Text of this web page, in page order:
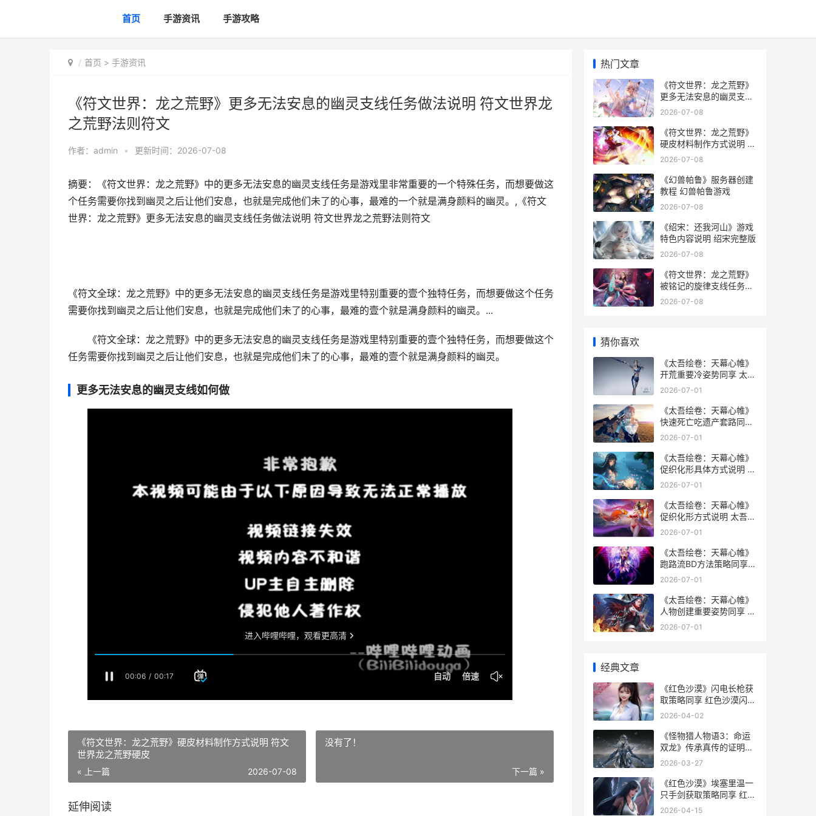
首页 手游资讯 手游攻略
首页 > 手游资讯
《符文世界：龙之荒野》更多无法安息的幽灵支线任务做法说明 符文世界龙
之荒野法则符文
作者： admin • 更新时间：2026-07-08
摘要：《符文世界：龙之荒野》中的更多无法安息的幽灵支线任务是游戏里非常重要的一个特殊任务，而想要做这
个任务需要你找到幽灵之后让他们安息，也就是完成他们未了的心事，最难的一个就是满身颜料的幽灵。,《符文
世界：龙之荒野》更多无法安息的幽灵支线任务做法说明 符文世界龙之荒野法则符文
《符文全球：龙之荒野》中的更多无法安息的幽灵支线任务是游戏里特别重要的壹个独特任务，而想要做这个任务
需要你找到幽灵之后让他们安息，也就是完成他们未了的心事，最难的壹个就是满身颜料的幽灵。...
《符文全球：龙之荒野》中的更多无法安息的幽灵支线任务是游戏里特别重要的壹个独特任务，而想要做这个
任务需要你找到幽灵之后让他们安息，也就是完成他们未了的心事，最难的壹个就是满身颜料的幽灵。
更多无法安息的幽灵支线如何做
《符文世界：龙之荒野》硬皮材料制作方式说明 符文
世界龙之荒野硬皮
« 上一篇 2026-07-08
没有了！
下一篇 »
延伸阅读
热门文章
《符文世界：龙之荒野》
更多无法安息的幽灵支线
任务做法说明 符文世界龙
2026-07-08
《符文世界：龙之荒野》
硬皮材料制作方式说明 符
文世界龙之荒野硬皮
2026-07-08
《幻兽帕鲁》服务器创建
教程 幻兽帕鲁游戏
2026-07-08
《绍宋：还我河山》游戏
特色内容说明 绍宋完整版
2026-07-08
《符文世界：龙之荒野》
被铭记的旋律支线任务做
法同享 符文世界龙之荒野
2026-07-08
猜你喜欢
《太吾绘卷：天幕心帷》
开荒重要冷姿势同享 太吾
绘卷天蓝青怎么抓
2026-07-01
《太吾绘卷：天幕心帷》
快速死亡吃遗产套路同享
太吾绘卷天蓝青怎么进化
2026-07-01
《太吾绘卷：天幕心帷》
促织化形具体方式说明 太
吾绘卷天蓝青怎么进化
2026-07-01
《太吾绘卷：天幕心帷》
促织化形方式说明 太吾绘
卷天蓝青怎么抓
2026-07-01
《太吾绘卷：天幕心帷》
跑路流BD方法策略同享
太吾绘卷天资上限怎么提
2026-07-01
《太吾绘卷：天幕心帷》
人物创建重要姿势同享 太
吾绘卷天人捏脸
2026-07-01
经典文章
《红色沙漠》闪电长枪获
取策略同享 红色沙漠闪电
戒指
2026-04-02
《怪物猎人物语3：命运
双龙》传承真传的证明成
就策略 怪物猎人物语3支
2026-03-27
《红色沙漠》埃塞里温一
只手剑获取策略同享 红色
沙漠埃尔南德遗迹
2026-04-15